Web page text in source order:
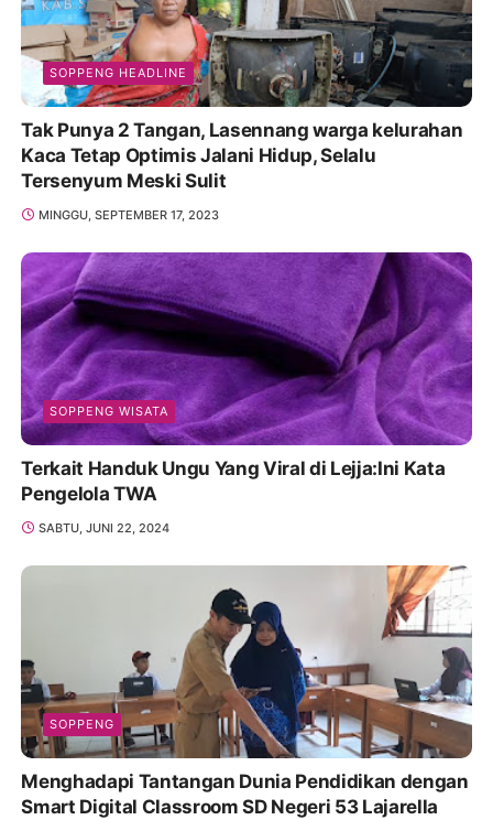
SOPPENG HEADLINE
Tak Punya 2 Tangan, Lasennang warga kelurahan
Kaca Tetap Optimis Jalani Hidup, Selalu
Tersenyum Meski Sulit
MINGGU, SEPTEMBER 17, 2023
SOPPENG WISATA
Terkait Handuk Ungu Yang Viral di Lejja:Ini Kata
Pengelola TWA
SABTU, JUNI 22, 2024
SOPPENG
Menghadapi Tantangan Dunia Pendidikan dengan
Smart Digital Classroom SD Negeri 53 Lajarella